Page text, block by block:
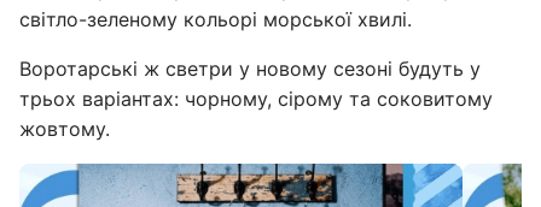
світло-зеленому кольорі морської хвилі.
Воротарські ж светри у новому сезоні будуть у
трьох варіантах: чорному, сірому та соковитому
жовтому.